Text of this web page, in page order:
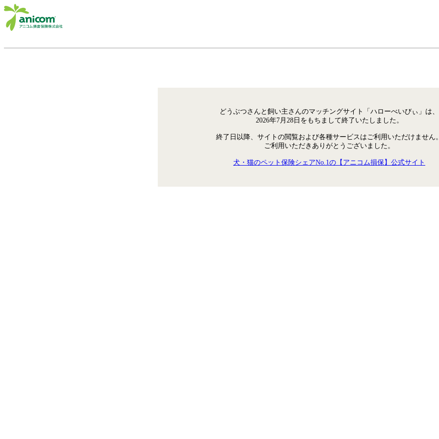
どうぶつさんと飼い主さんのマッチングサイト「ハローべいびぃ」は、
2026年7月28日をもちまして終了いたしました。
終了日以降、サイトの閲覧および各種サービスはご利用いただけません
ご利用いただきありがとうございました。
犬・猫のペット保険シェアNo.1の【アニコム損保】公式サイト